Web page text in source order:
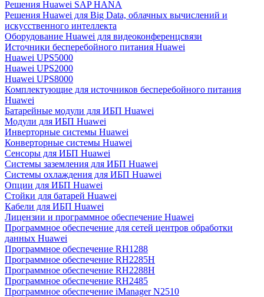
Решения Huawei SAP HANA
Решения Huawei для Big Data, облачных вычислений и
искусственного интеллекта
Оборудование Huawei для видеоконференцсвязи
Источники бесперебойного питания Huawei
Huawei UPS5000
Huawei UPS2000
Huawei UPS8000
Комплектующие для источников бесперебойного питания
Huawei
Батарейные модули для ИБП Huawei
Модули для ИБП Huawei
Инверторные системы Huawei
Конверторные системы Huawei
Сенсоры для ИБП Huawei
Системы заземления для ИБП Huawei
Системы охлаждения для ИБП Huawei
Опции для ИБП Huawei
Стойки для батарей Huawei
Кабели для ИБП Huawei
Лицензии и программное обеспечение Huawei
Программное обеспечение для сетей центров обработки
данных Huawei
Программное обеспечение RH1288
Программное обеспечение RH2285H
Программное обеспечение RH2288H
Программное обеспечение RH2485
Программное обеспечение iManager N2510